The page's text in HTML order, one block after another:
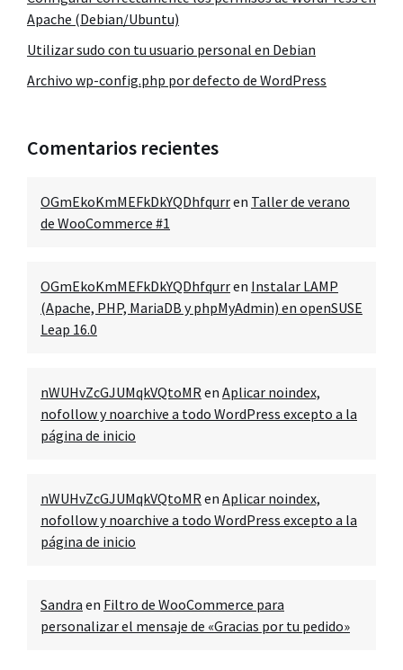
Apache (Debian/Ubuntu)
Utilizar sudo con tu usuario personal en Debian
Archivo wp-config.php por defecto de WordPress
Comentarios recientes
OGmEkoKmMEFkDkYQDhfqurren Taller de verano
de WooCommerce #1
OGmEkoKmMEFkDkYQDhfqurren Instalar LAMP
(Apache, PHP, MariaDB y phpMyAdmin) en openSUSE
Leap 16.0
nWUHvZcGJUMqkVQtoMR en Aplicar noindex,
nofollow y noarchive a todo WordPress excepto a la
página de inicio
nWUHvZcGJUMqkVQtoMR en Aplicar noindex,
nofollow y noarchive a todo WordPress excepto a la
página de inicio
Sandra en Filtro de WooCommerce para
personalizar el mensaje de «Gracias por tu pedido»